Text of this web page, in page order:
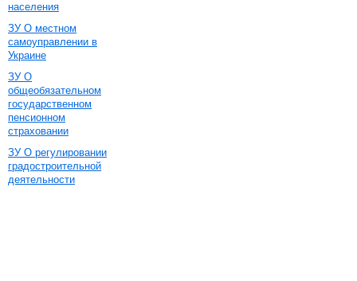
населения
ЗУ О местном
самоуправлении в
Украине
ЗУ О
общеобязательном
государственном
пенсионном
страховании
ЗУ О регулировании
градостроительной
деятельности